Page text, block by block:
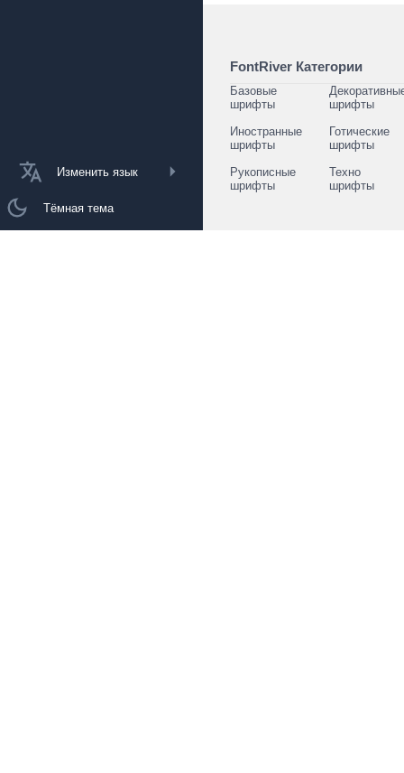
Изменить язык
Тёмная тема
FontRiver Категории
Базовые
шрифты
шрифты
Иностранные
шрифты
Готические
шрифты
Рукописные
шрифты
Техно
шрифты